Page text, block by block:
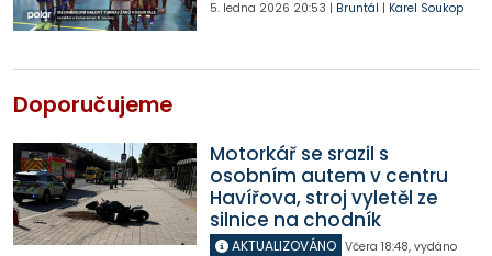
5. ledna 2026 20:53 | Bruntál | Karel Soukop
Doporučujeme
Motorkář se srazil s
osobním autem v centru
Havířova, stroj vyletěl ze
silnice na chodník
AKTUALIZOVÁNO Včera 18:48, vydáno